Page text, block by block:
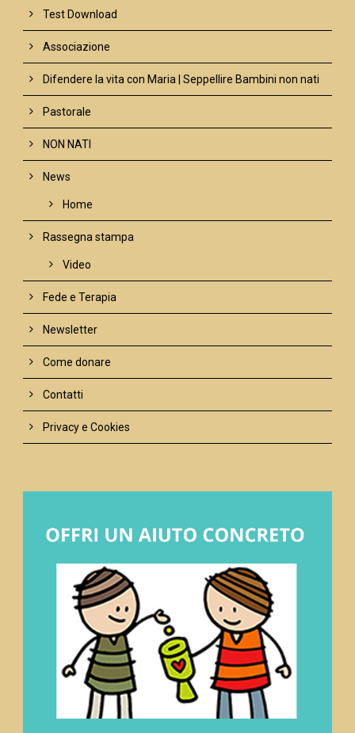
Test Download
Associazione
Difendere la vita con Maria | Seppellire Bambini non nati
Pastorale
NON NATI
News
Home
Rassegna stampa
Video
Fede e Terapia
Newsletter
Come donare
Contatti
Privacy e Cookies